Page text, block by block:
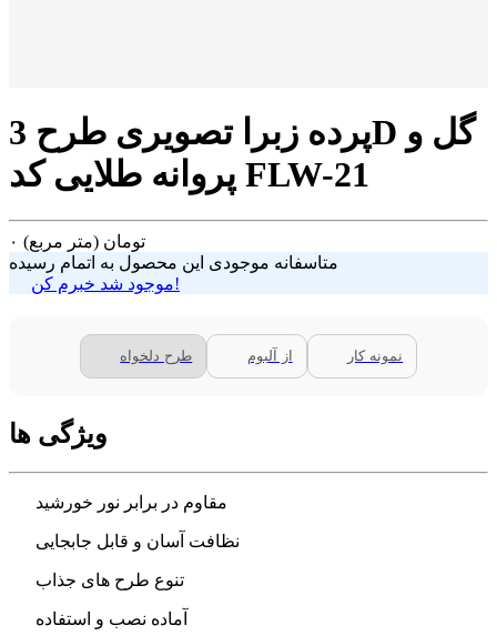
پرده زبرا تصویری طرح 3D گل و
پروانه طلایی کد FLW-21
۰ تومان (متر مربع)
متاسفانه موجودی این محصول به اتمام رسیده
موجود شد خبرم کن!
طرح دلخواه از آلبوم نمونه کار
ویژگی ها
مقاوم در برابر نور خورشید
نظافت آسان و قابل جابجایی
تنوع طرح های جذاب
آماده نصب و استفاده